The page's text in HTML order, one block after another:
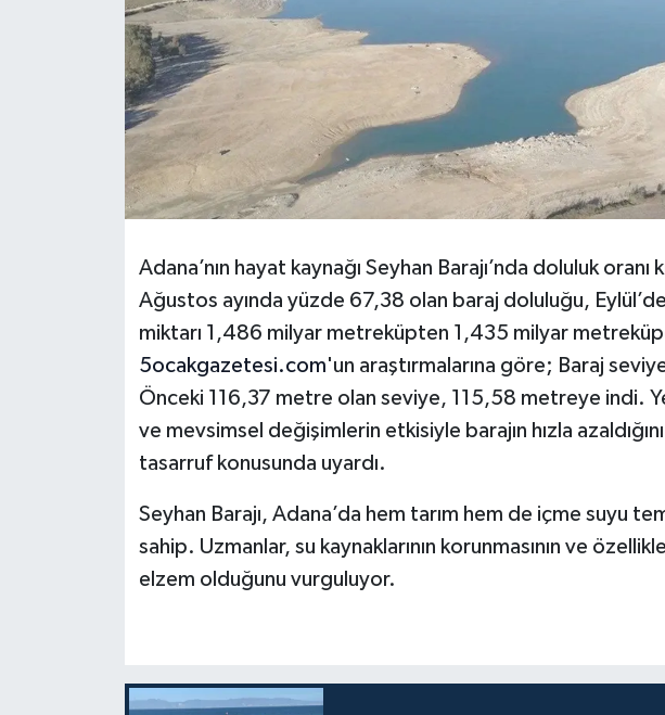
Adana’nın hayat kaynağı Seyhan Barajı’nda doluluk
Ağustos ayında yüzde 67,38 olan baraj doluluğu,
miktarı 1,486 milyar metreküpten 1,435 milyar
5ocakgazetesi.com'un araştırmalarına göre; Baraj
Önceki 116,37 metre olan seviye, 115,58 metreye indi.
ve mevsimsel değişimlerin etkisiyle barajın hızla
tasarruf konusunda uyardı.
Seyhan Barajı, Adana’da hem tarım hem de içme suyu
sahip. Uzmanlar, su kaynaklarının korunmasının ve
elzem olduğunu vurguluyor.